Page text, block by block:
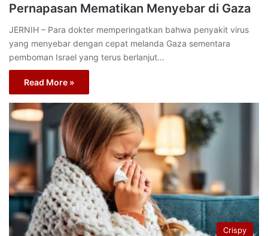
Pernapasan Mematikan Menyebar di Gaza
JERNIH – Para dokter memperingatkan bahwa penyakit virus
yang menyebar dengan cepat melanda Gaza sementara
pemboman Israel yang terus berlanjut…
Read More »
Crispy